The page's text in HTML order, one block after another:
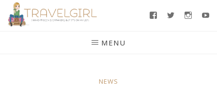
Skip
FacebookTwitter
MENU
NEWS